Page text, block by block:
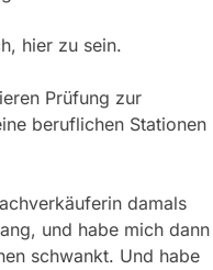
hier zu sein.
Prüfung zur
beruflichen Stationen
damals
und habe mich dann
schwankt. Und habe